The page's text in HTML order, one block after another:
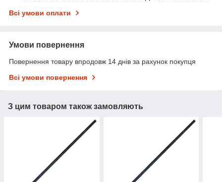
Всі умови оплати
Умови повернення
Повернення товару впродовж 14 днів за рахунок покупця
Всі умови повернення
З цим товаром також замовляють